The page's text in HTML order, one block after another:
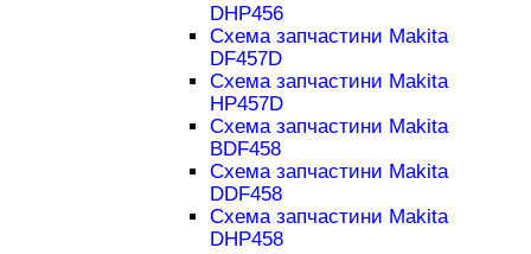
DHP456
Схема запчастини Makita
DF457D
Схема запчастини Makita
HP457D
Схема запчастини Makita
BDF458
Схема запчастини Makita
DDF458
Схема запчастини Makita
DHP458